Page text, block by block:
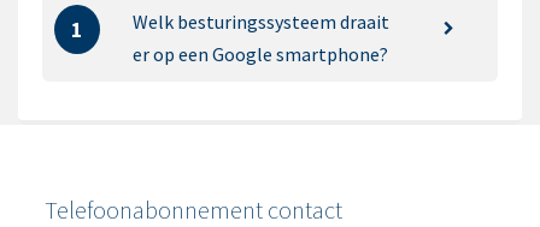
1
Welk besturingssysteem draait
er op een Google smartphone?
Telefoonabonnement contact